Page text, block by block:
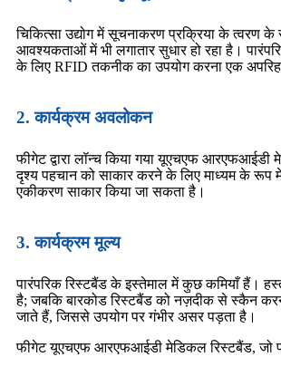
चिकित्सा उद्योग में सूचनाकरण प्रक्रिया के त्वरण के
आवश्यकताओं में भी लगातार सुधार हो रहा है।
के लिए RFID तकनीक का उपयोग करना एक
2. कार्यक्रम अवलोकन
फीगेट द्वारा लॉन्च किया गया यूएचएफ
दृश्य पहचान को साकार करने के लिए माध्यम के
एकीकरण साकार किया जा सकता है।
3. कार्यक्रम मूल्य
पारंपरिक रिस्टबैंड के इस्तेमाल में कुछ कमियाँ हैं।
है; जबकि बारकोड रिस्टबैंड को नज़दीक से स्कैन
जाते हैं, जिससे उपयोग पर गंभीर असर पड़ता है।
फीगेट यूएचएफ आरएफआईडी मेडिकल रिस्टबैंड, जो